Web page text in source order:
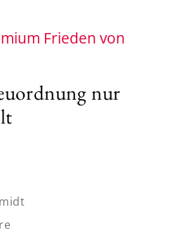
Frieden von
nur